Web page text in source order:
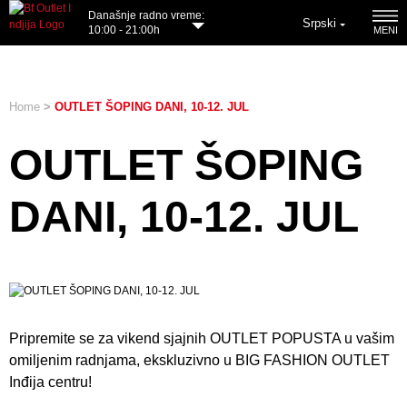
Srpski MENI
Današnje radno vreme:
10:00 - 21:00h
Home > OUTLET ŠOPING DANI, 10-12. JUL
OUTLET ŠOPING
DANI, 10-12. JUL
Pripremite se za vikend sjajnih OUTLET POPUSTA u vašim
omiljenim radnjama, ekskluzivno u BIG FASHION OUTLET
Inđija centru!